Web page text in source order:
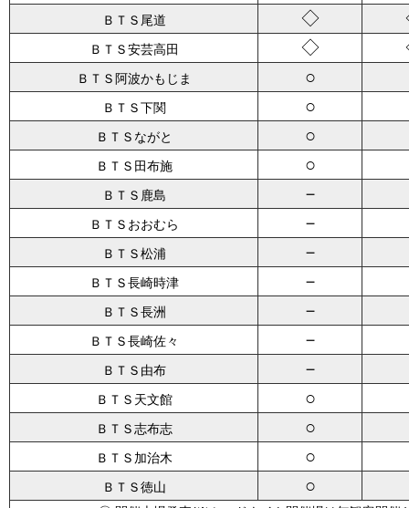
ＢＴＳ尾道 ◇
ＢＴＳ安芸高田 ◇
ＢＴＳ阿波かもじま ○
ＢＴＳ下関 ○
ＢＴＳながと ○
ＢＴＳ田布施 ○
ＢＴＳ鹿島 －
ＢＴＳおおむら －
ＢＴＳ松浦 －
ＢＴＳ長崎時津 －
ＢＴＳ長洲 －
ＢＴＳ長崎佐々 －
ＢＴＳ由布 －
ＢＴＳ天文館 ○
ＢＴＳ志布志 ○
ＢＴＳ加治木 ○
ＢＴＳ徳山 ○